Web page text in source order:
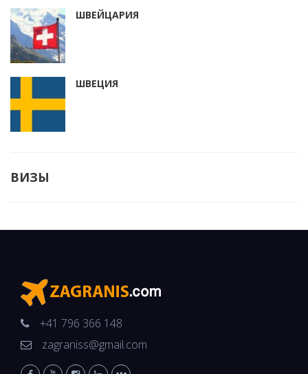
ШВЕЙЦАРИЯ
ШВЕЦИЯ
ВИЗЫ
+41 796 366 148
zagraniss@gmail.com